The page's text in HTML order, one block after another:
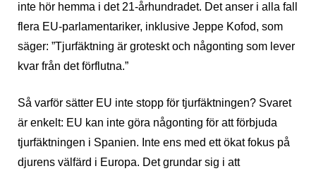
inte hör hemma i det 21-århundradet. Det anser i alla fall
flera EU-parlamentariker, inklusive Jeppe Kofod, som
säger: ”Tjurfäktning är groteskt och någonting som lever
kvar från det förflutna.”
Så varför sätter EU inte stopp för tjurfäktningen? Svaret
är enkelt: EU kan inte göra någonting för att förbjuda
tjurfäktningen i Spanien. Inte ens med ett ökat fokus på
djurens välfärd i Europa. Det grundar sig i att